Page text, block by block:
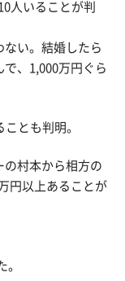
人いることが判
い。結婚したら
、1,000万円ぐら
とも判明。
の村本から相方の
円以上あることが
。